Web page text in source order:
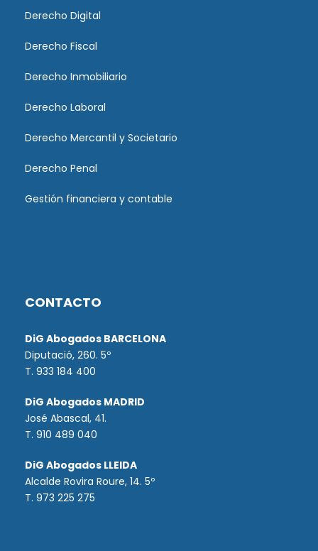
Derecho Digital
Derecho Fiscal
Derecho Inmobiliario
Derecho Laboral
Derecho Mercantil y Societario
Derecho Penal
Gestión financiera y contable
CONTACTO
DiG Abogados BARCELONA
Diputació, 260. 5º
T. 933 184 400
DiG Abogados MADRID
José Abascal, 41.
T. 910 489 040
DiG Abogados LLEIDA
Alcalde Rovira Roure, 14. 5º
T. 973 225 275